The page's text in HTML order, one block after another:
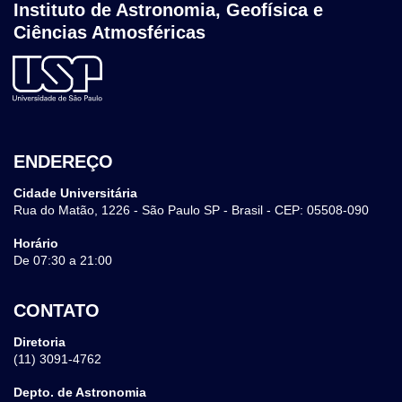
Instituto de Astronomia, Geofísica e
Ciências Atmosféricas
ENDEREÇO
Cidade Universitária
Rua do Matão, 1226 - São Paulo SP - Brasil - CEP: 05508-090
Horário
De 07:30 a 21:00
CONTATO
Diretoria
(11) 3091-4762
Depto. de Astronomia